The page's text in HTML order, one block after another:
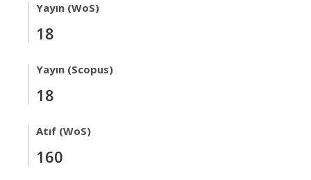
Yayın (WoS)
18
Yayın (Scopus)
18
Atıf (WoS)
160